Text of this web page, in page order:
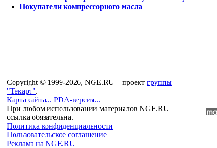
Покупатели компрессорного масла
Copyright © 1999-2026, NGE.RU – проект группы
"Текарт".
Карта сайта... PDA-версия...
При любом использовании материалов NGE.RU
ссылка обязательна.
Политика конфиденциальности
Пользовательское соглашение
Реклама на NGE.RU